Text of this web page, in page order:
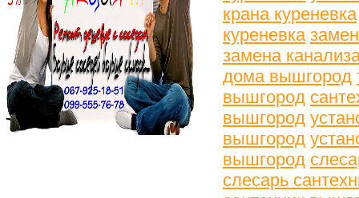
крана куреневка
куреневка
замена
дома вышгород
вышгород
вышгород
вышгород
вышгород
слесарь